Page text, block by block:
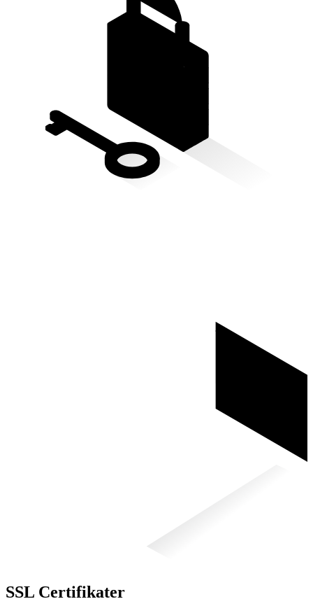
SSL Certifikater